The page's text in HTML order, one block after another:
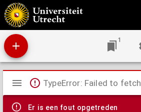
De spiritualibus ascensionibus
1
Mirador
viewer
TypeError: Failed to fetch
Er is een fout opgetreden